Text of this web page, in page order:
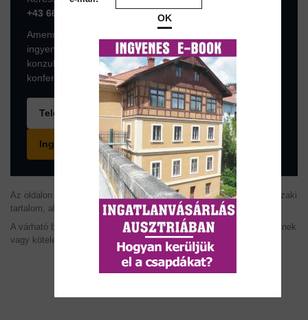
OK
+43 664 7376 1399
Amennyiben az ingatlan komolyan érdekli, foglaljon
ingyenes konzultációs időpontot a következő linken. A
konzultáció online, az ingyenes ZOOM
konferenciaszoftveren történik.
Telefonhívás
Ingyenes konzultáció foglalása
Az oldalon szereplő információk tájékoztató jellegűek. Az árak, műszaki
tartalom, alaprajzok, méretek és ütemezések változhatnak.
A várható bérleti díj és hozam becslés, nem minősül garantált ígéretnek
vagy kötelező ajánlatnak.